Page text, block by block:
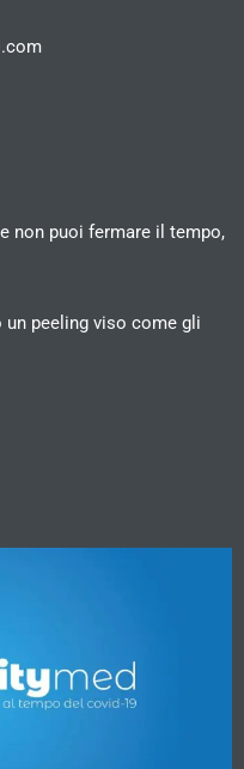
non puoi fermare il tempo,
un peeling viso come gli